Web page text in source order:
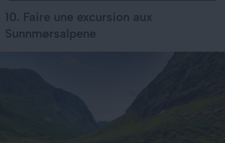
10. Faire une excursion aux
Sunnmørsalpene